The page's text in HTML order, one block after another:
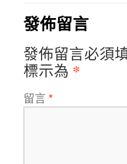
發佈留言
發佈留言必須
標示為 *
留言 *